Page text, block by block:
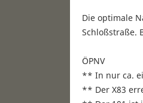
Die optimale
Schloßstraße.
ÖPNV
** In nur ca.
** Der X83